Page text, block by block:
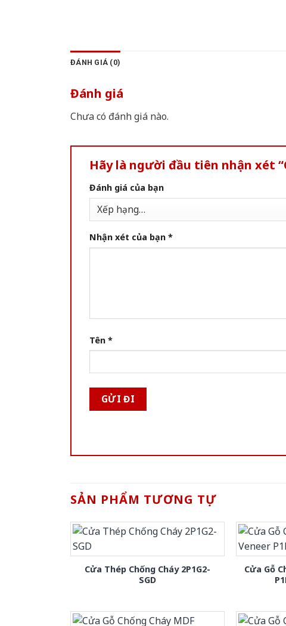
ĐÁNH GIÁ (0)
Đánh giá
Chưa có đánh giá nào.
Hãy là người đầu tiên nhận xét
Đánh giá của bạn
Nhận xét của bạn *
Tên *
SẢN PHẨM TƯƠNG TỰ
Cửa Thép Chống Cháy 2P1G2-
SGD
Cửa Gỗ